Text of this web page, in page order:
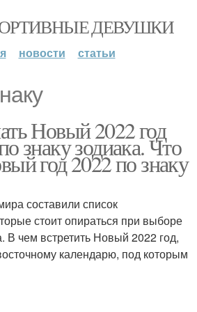
ДЕВУШКИ
новости статьи
Новый 2022 год
знаку зодиака. Что
год 2022 по знаку
составили список
стоит опираться при выборе
В чем встретить Новый 2022 год,
календарю, под которым